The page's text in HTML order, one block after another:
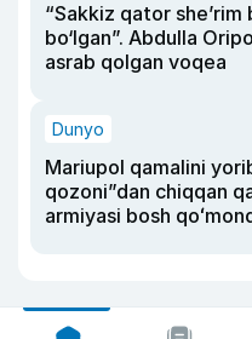
“Sakkiz qator
bo‘lgan”. Abdulla
asrab qolgan voqea
Dunyo
Mariupol qamalini
qozoni”dan chiqqan
armiyasi bosh